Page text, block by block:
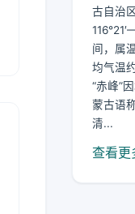
古自治
间，属
均气温
“赤峰”
蒙古语
清...
查看更